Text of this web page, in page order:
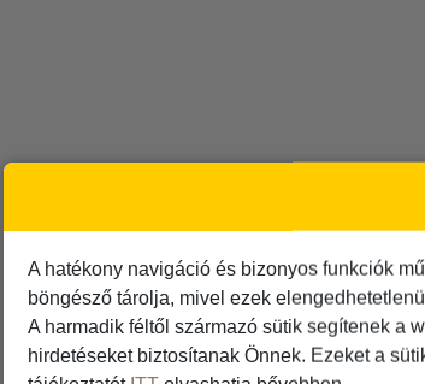
A hatékony navigáció és bizonyos funkciók
böngésző tárolja, mivel ezek
A harmadik féltől származó sütik segítenek a
hirdetéseket biztosítanak Önnek. Ezeket a